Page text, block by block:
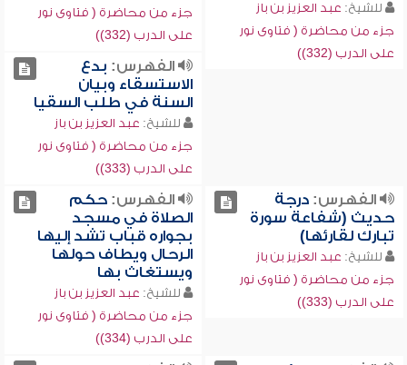
للشيخ: عبد العزيز بن باز
جزء من محاضرة ( فتاوى نور
على الدرب (332))
جزء من محاضرة ( فتاوى نور
على الدرب (332))
الفهرس: بدع
الاستسقاء وبيان
السنة في طلب السقيا
للشيخ: عبد العزيز بن باز
جزء من محاضرة ( فتاوى نور
على الدرب (333))
الفهرس:درجة
حديث (شفاعة سورة
تبارك لقارئها)
للشيخ: عبد العزيز بن باز
جزء من محاضرة ( فتاوى نور
على الدرب (333))
الفهرس:حكم
الصلاة في مسجد
بجواره قباب تشد إليها
الرحال ويطاف حولها
ويستغاث بها
للشيخ: عبد العزيز بن باز
جزء من محاضرة ( فتاوى نور
على الدرب (334))